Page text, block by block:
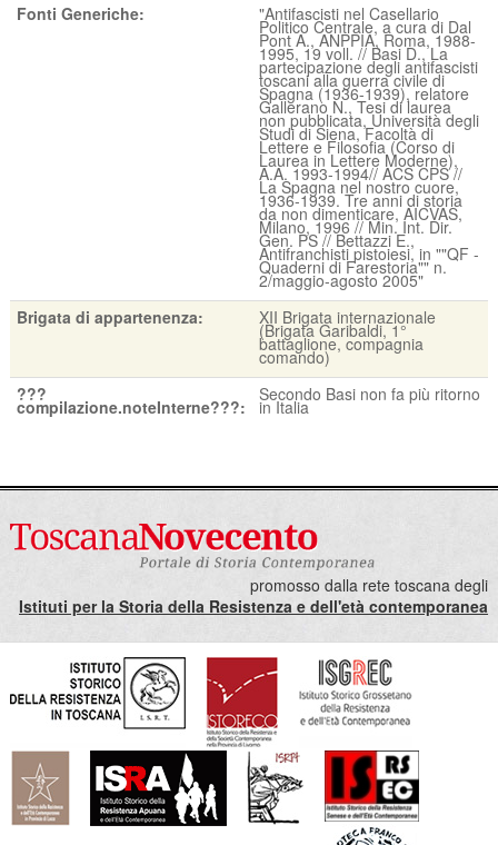
Fonti Generiche:
"Antifascisti nel Casellario
Politico Centrale, a cura di Dal
Pont A., ANPPIA, Roma, 1988-
1995, 19 voll. // Basi D., La
partecipazione degli antifascisti
toscani alla guerra civile di
Spagna (1936-1939), relatore
Gallerano N., Tesi di laurea
non pubblicata, Università degli
Studi di Siena, Facoltà di
Lettere e Filosofia (Corso di
Laurea in Lettere Moderne),
A.A. 1993-1994// ACS CPS //
La Spagna nel nostro cuore,
1936-1939. Tre anni di storia
da non dimenticare, AICVAS,
Milano, 1996 // Min. Int. Dir.
Gen. PS // Bettazzi E.,
Antifranchisti pistoiesi, in ""QF -
Quaderni di Farestoria"" n.
2/maggio-agosto 2005"
Brigata di appartenenza:
XII Brigata internazionale
(Brigata Garibaldi, 1°
battaglione, compagnia
comando)
???
compilazione.noteInterne???:
Secondo Basi non fa più ritorno
in Italia
promosso dalla rete toscana degli
Istituti per la Storia della Resistenza e dell'età contemporanea